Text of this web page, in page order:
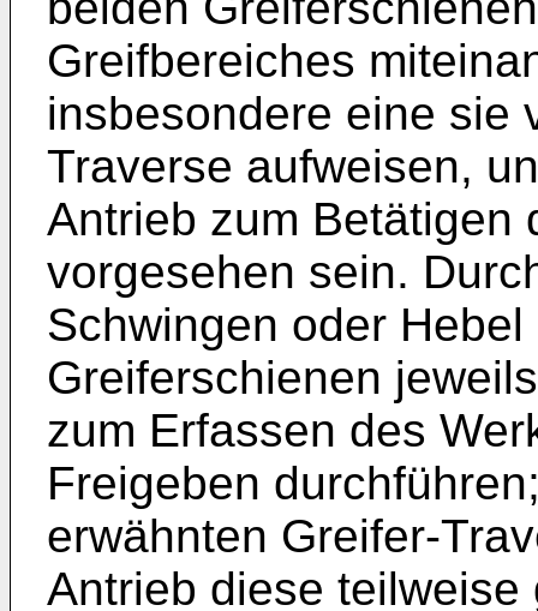
Greifbereiches
insbesondere eine sie
Traverse aufweisen,
Antrieb zum Betätigen
vorgesehen sein.
Schwingen oder
Greiferschienen
zum Erfassen des
Freigeben
erwähnten Greifer-
Antrieb diese